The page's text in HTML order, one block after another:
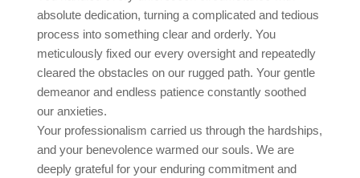
absolute dedication, turning a complicated and tedious
process into something clear and orderly. You
meticulously fixed our every oversight and repeatedly
cleared the obstacles on our rugged path. Your gentle
demeanor and endless patience constantly soothed
our anxieties.
Your professionalism carried us through the hardships,
and your benevolence warmed our souls. We are
deeply grateful for your enduring commitment and